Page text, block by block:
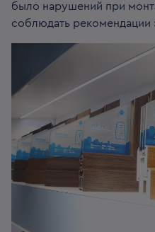
было нарушений при
соблюдать рекомендации